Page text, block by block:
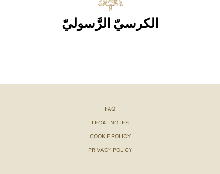
الكرسيّ الرَّسوليّ
FAQ
LEGAL NOTES
COOKIE POLICY
PRIVACY POLICY